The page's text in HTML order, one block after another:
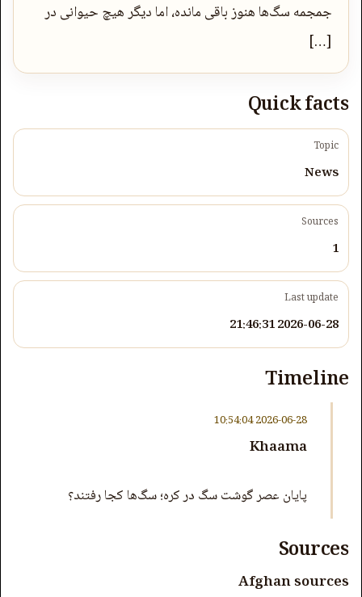
جمجمه سگ‌ها هنوز باقی مانده، اما دیگر هیچ حیوانی در
[…]
Quick facts
Topic
News
Sources
1
Last update
2026-06-28 21:46:31
Timeline
2026-06-28 10:54:04
Khaama
پایان عصر گوشت سگ در کره؛ سگ‌ها کجا رفتند؟
Sources
Afghan sources